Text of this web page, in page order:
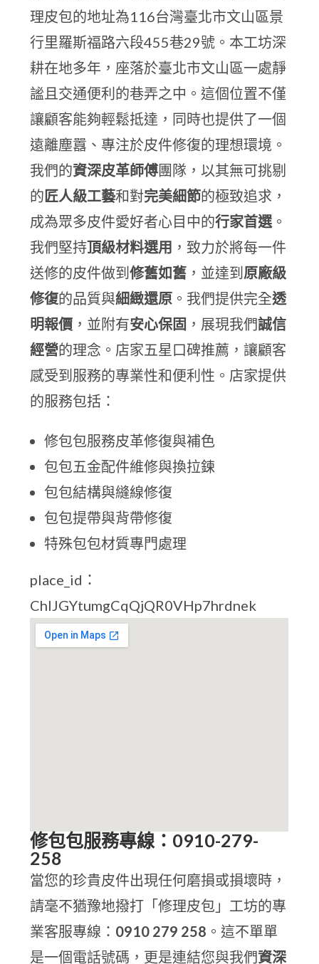
理皮包的地址為116台灣臺北市文山區景
行里羅斯福路六段455巷29號。本工坊深
耕在地多年，座落於臺北市文山區一處靜
謐且交通便利的巷弄之中。這個位置不僅
讓顧客能夠輕鬆抵達，同時也提供了一個
遠離塵囂、專注於皮件修復的理想環境。
我們的資深皮革師傅團隊，以其無可挑剔
的 匠人級工藝和對完美細節的極致追求，
成為眾多皮件愛好者心目中的行家首選 。
我們堅持頂級材料選用 ，致力於將每一件
送修的皮件做到修舊如舊 ，並達到 原廠級
修復的品質與細緻還原 。我們提供完全透
明報價 ，並附有安心保固 ，展現我們誠信
經營的理念。店家五星口碑推薦，讓顧客
感受到服務的專業性和便利性。店家提供
的服務包括：
修包包服務皮革修復與補色
包包五金配件維修與換拉鍊
包包結構與縫線修復
包包提帶與背帶修復
特殊包包材質專門處理
place_id：
ChIJGYtumgCqQjQR0VHp7hrdnek
修包包服務專線：0910-279-
258
當您的珍貴皮件出現任何磨損或損壞時，
請毫不猶豫地撥打「修理皮包」工坊的專
業客服專線： 0910 279 258 。這不單單
是一個電話號碼，更是連結您與我們資深